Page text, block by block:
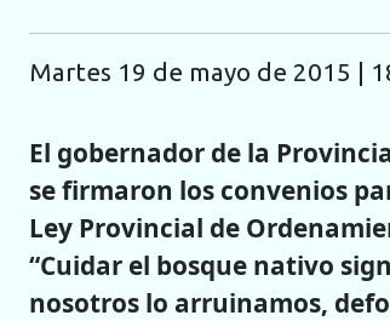
martes 19 de mayo de 2015 |
El gobernador de la
se firmaron los convenios
Ley Provincial de
“Cuidar el bosque nativo
nosotros lo arruinamos,